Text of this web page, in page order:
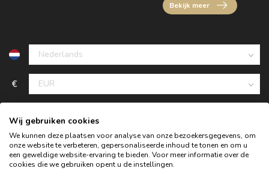
Bekijk meer
€
Wij gebruiken cookies
We kunnen deze plaatsen voor analyse van onze bezoekersgegevens, om
onze website te verbeteren, gepersonaliseerde inhoud te tonen en om u
een geweldige website-ervaring te bieden. Voor meer informatie over de
cookies die we gebruiken opent u de instellingen.